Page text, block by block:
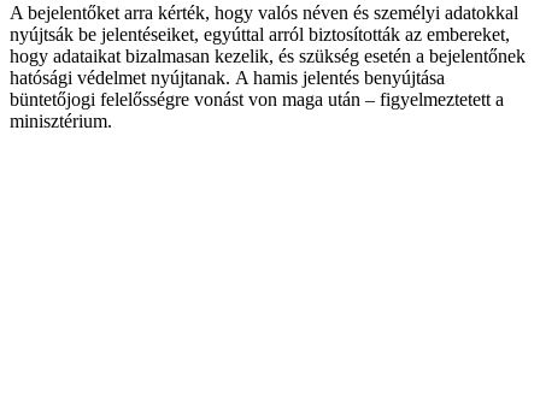
A bejelentőket arra kérték, hogy valós néven és személyi adatokkal
nyújtsák be jelentéseiket, egyúttal arról biztosították az embereket,
hogy adataikat bizalmasan kezelik, és szükség esetén a bejelentőnek
hatósági védelmet nyújtanak. A hamis jelentés benyújtása
büntetőjogi felelősségre vonást von maga után – figyelmeztetett a
minisztérium.